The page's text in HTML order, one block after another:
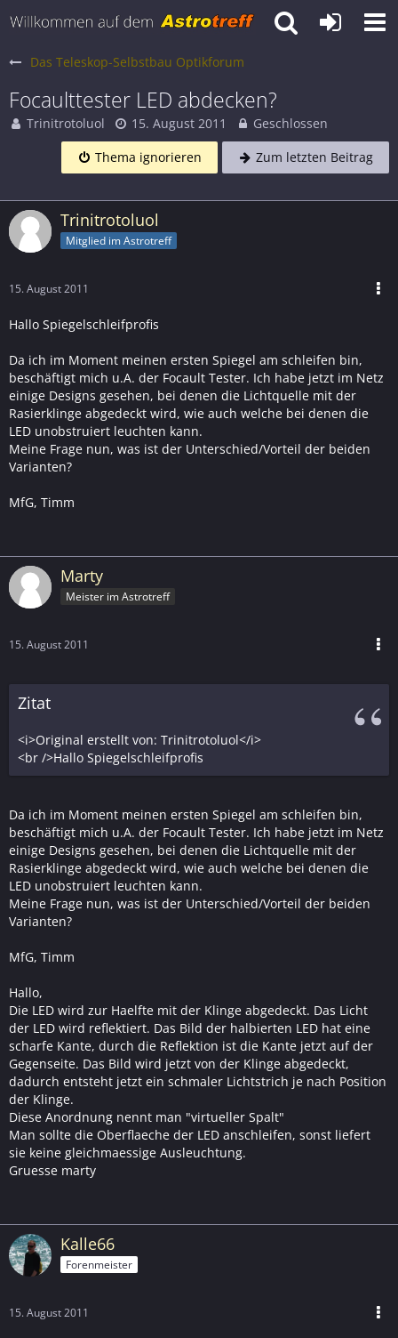
Das Teleskop-Selbstbau Optikforum
Focaulttester LED abdecken?
Trinitrotoluol 15. August 2011
Geschlossen
Thema ignorieren
Zum letzten Beitrag
Trinitrotoluol
Mitglied im Astrotreff
15. August 2011
Hallo Spiegelschleifprofis
Da ich im Moment meinen ersten Spiegel am schleifen bin,
beschäftigt mich u.A. der Focault Tester. Ich habe jetzt im Netz
einige Designs gesehen, bei denen die Lichtquelle mit der
Rasierklinge abgedeckt wird, wie auch welche bei denen die
LED unobstruiert leuchten kann.
Meine Frage nun, was ist der Unterschied/Vorteil der beiden
Varianten?
MfG, Timm
Marty
Meister im Astrotreff
15. August 2011
Zitat
<i>Original erstellt von: Trinitrotoluol</i>
<br />Hallo Spiegelschleifprofis
Da ich im Moment meinen ersten Spiegel am schleifen bin,
beschäftigt mich u.A. der Focault Tester. Ich habe jetzt im Netz
einige Designs gesehen, bei denen die Lichtquelle mit der
Rasierklinge abgedeckt wird, wie auch welche bei denen die
LED unobstruiert leuchten kann.
Meine Frage nun, was ist der Unterschied/Vorteil der beiden
Varianten?
MfG, Timm
Hallo,
Die LED wird zur Haelfte mit der Klinge abgedeckt. Das Licht
der LED wird reflektiert. Das Bild der halbierten LED hat eine
scharfe Kante, durch die Reflektion ist die Kante jetzt auf der
Gegenseite. Das Bild wird jetzt von der Klinge abgedeckt,
dadurch entsteht jetzt ein schmaler Lichtstrich je nach Position
der Klinge.
Diese Anordnung nennt man "virtueller Spalt"
Man sollte die Oberflaeche der LED anschleifen, sonst liefert
sie keine gleichmaessige Ausleuchtung.
Gruesse marty
Kalle66
Forenmeister
15. August 2011